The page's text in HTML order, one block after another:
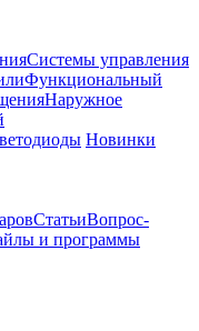
Системы управления
Функциональный
Наружное
Новинки
СтатьиВопрос-
и программы